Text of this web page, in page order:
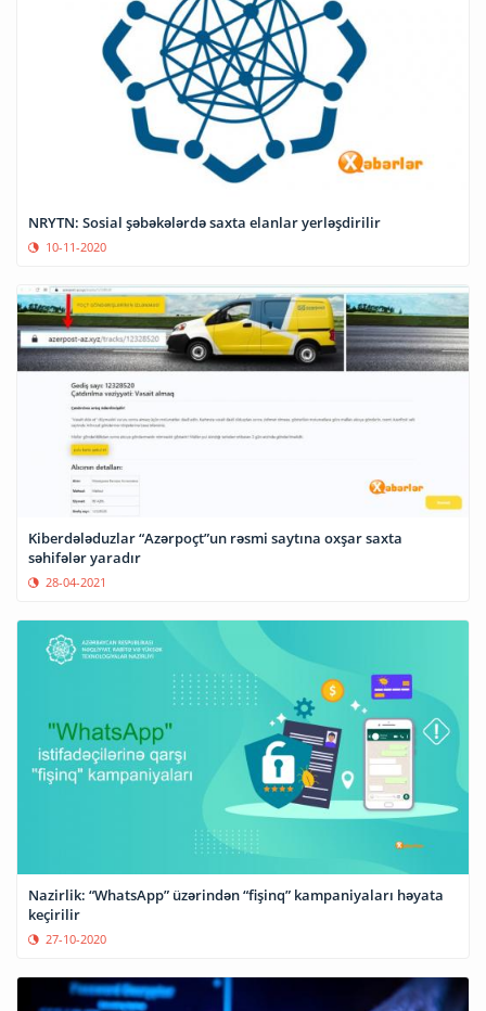
NRYTN: Sosial şəbəkələrdə saxta elanlar yerləşdirilir
10-11-2020
Kiberdələduzlar “Azərpoçt”un rəsmi saytına oxşar saxta
səhifələr yaradır
28-04-2021
Nazirlik: “WhatsApp” üzərindən “fişinq” kampaniyaları həyata
keçirilir
27-10-2020